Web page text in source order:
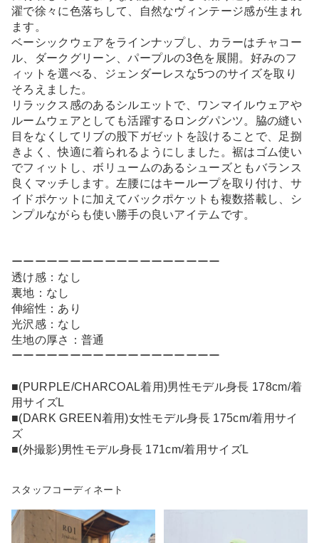
濯で徐々に色落ちして、自然なヴィンテージ感が生まれ
ます。
ベーシックウェアをラインナップし、カラーはチャコー
ル、ダークグリーン、パープルの3色を展開。好みのフ
ィットを選べる、ジェンダーレスな5つのサイズを取り
そろえました。
リラックス感のあるシルエットで、ワンマイルウェアや
ルームウェアとしても活躍するロングパンツ。脇の縫い
目をなくしてリブの股下ガゼットを設けることで、足捌
きよく、快適に着られるようにしました。裾はゴム使い
でフィットし、ボリュームのあるシューズともバランス
良くマッチします。左腰にはキーループを取り付け、サ
イドポケットに加えてバックポケットも複数搭載し、シ
ンプルながらも使い勝手の良いアイテムです。
ーーーーーーーーーーーーーーーーーー
透け感：なし
裏地：なし
伸縮性：あり
光沢感：なし
生地の厚さ：普通
ーーーーーーーーーーーーーーーーーー
■(PURPLE/CHARCOAL着用)男性モデル身長 178cm/着
用サイズL
■(DARK GREEN着用)女性モデル身長 175cm/着用サイ
ズ
■(外撮影)男性モデル身長 171cm/着用サイズL
スタッフコーディネート